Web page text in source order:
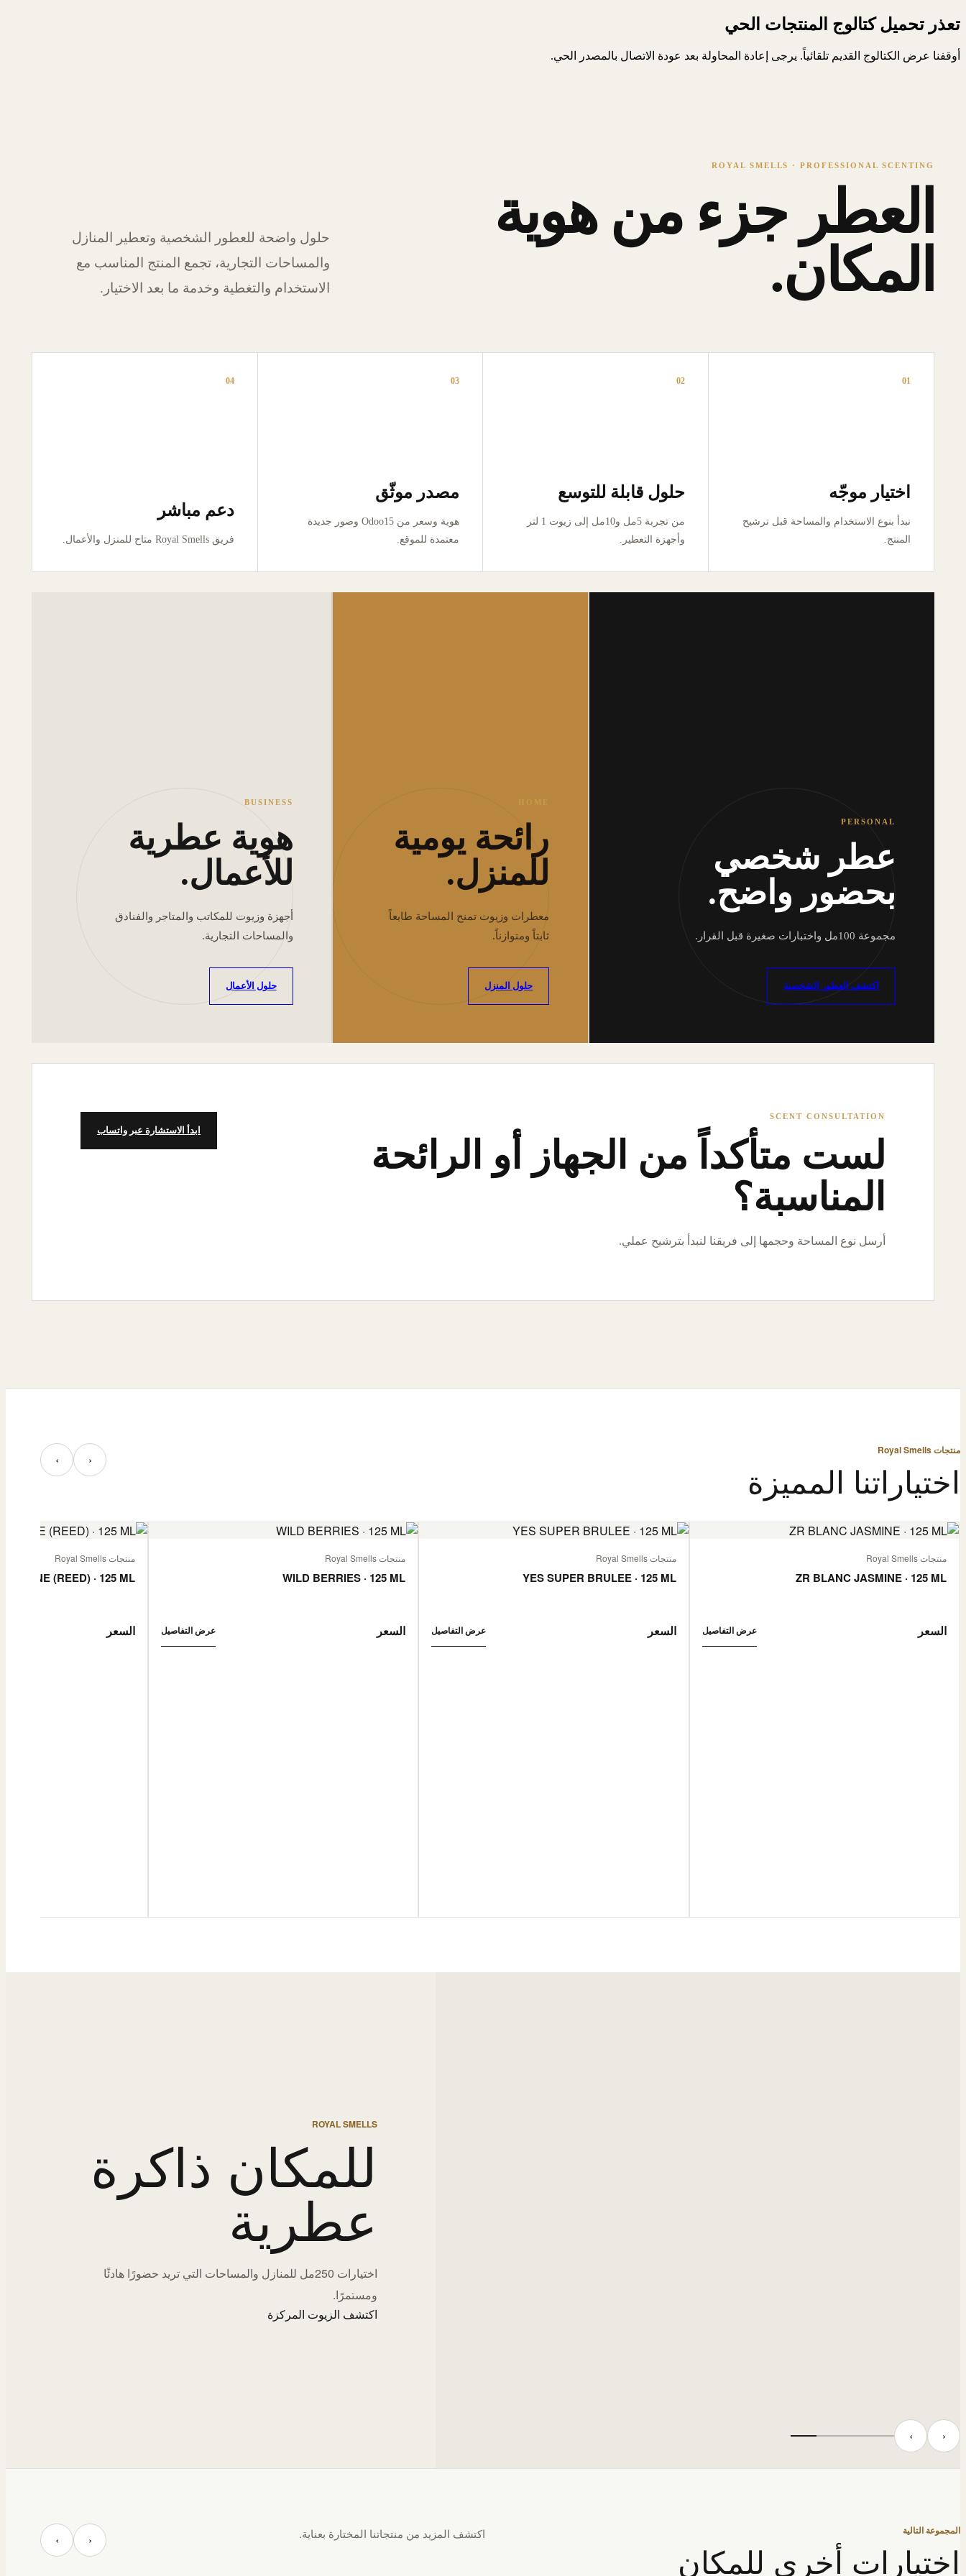
تعذر تحميل كتالوج المنتجات الحي
أوقفنا عرض الكتالوج القديم تلقائياً. يرجى إعادة المحاولة بعد عودة الاتصال بالمصدر الحي.
ROYAL SMELLS · PROFESSIONAL SCENTING
العطر جزء من هوية
المكان.
حلول واضحة للعطور الشخصية وتعطير المنازل
والمساحات التجارية، تجمع المنتج المناسب مع
الاستخدام والتغطية وخدمة ما بعد الاختيار.
01
اختيار موجّه
نبدأ بنوع الاستخدام والمساحة قبل ترشيح
المنتج.
02
حلول قابلة للتوسع
من تجربة 5مل و10مل إلى زيوت 1 لتر
وأجهزة التعطير.
03
مصدر موثّق
هوية وسعر من Odoo15 وصور جديدة
معتمدة للموقع.
04
دعم مباشر
فريق Royal Smells متاح للمنزل والأعمال.
PERSONAL
عطر شخصي
بحضور واضح.
مجموعة 100مل واختبارات صغيرة قبل القرار.
اكتشف العطور الشخصية
رائحة يومية
للمنزل.
معطرات وزيوت تمنح المساحة طابعاً
ثابتاً ومتوازناً.
حلول المنزل
BUSINESS
هوية عطرية
للأعمال.
أجهزة وزيوت للمكاتب والمتاجر والفنادق
والمساحات التجارية.
حلول الأعمال
SCENT CONSULTATION
لست متأكداً من الجهاز أو الرائحة
المناسبة؟
أرسل نوع المساحة وحجمها إلى فريقنا لنبدأ بترشيح عملي.
ابدأ الاستشارة عبر واتساب
منتجات Royal Smells
اختياراتنا المميزة ‹ ›
منتجات Royal Smells
ZR BLANC JASMINE · 125 ML
السعر عرض التفاصيل
منتجات Royal Smells
YES SUPER BRULEE · 125 ML
السعر عرض التفاصيل
منتجات Royal Smells
WILD BERRIES · 125 ML
السعر عرض التفاصيل
منتجات Royal Smells
(REED) · 125 ML
السعر
ROYAL SMELLS
للمكان ذاكرة
عطرية
اختيارات 250مل للمنازل والمساحات التي تريد حضورًا هادئًا
ومستمرًا.
اكتشف الزيوت المركزة
‹ ›
المجموعة التالية
اختيارات أخرى للمكان
اكتشف المزيد من منتجاتنا المختارة بعناية. ‹ ›